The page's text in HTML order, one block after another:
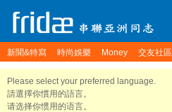
新聞&特寫 時尚娛樂 Money 交友社區
Please select your preferred language.
請選擇你慣用的語言。
请选择你惯用的语言。